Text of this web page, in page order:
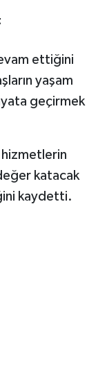
ettiğini
yaşam
geçirmek
hizmetlerin
katacak
kaydetti.